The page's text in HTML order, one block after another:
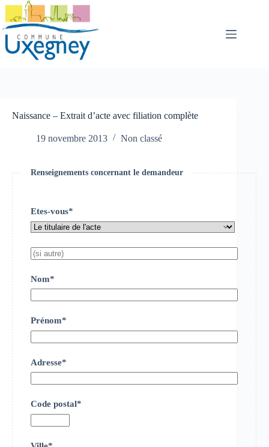
Passer
contenu
Naissance – Extrait d’acte avec filiation complète
19 novembre 2013 Non classé
Renseignements concernant le demandeur
Etes-vous*
Nom*
Prénom*
Adresse*
Code postal*